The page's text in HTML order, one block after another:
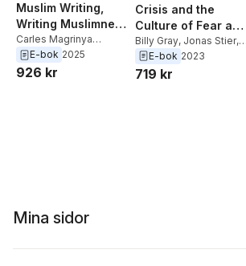
Muslim Writing,
Writing Muslimness
in Europe
Carles Magrinya
Badiella, Carolina Leon
Vegas ,Billy Gray
E-bok 2025
926 kr
Crisis and the
Culture of Fear and
Anxiety in
Contemporary
Europe
Billy Gray, Jonas Stier,
Carmen Zamorano
Llena
E-bok 2023
719 kr
Mina sidor